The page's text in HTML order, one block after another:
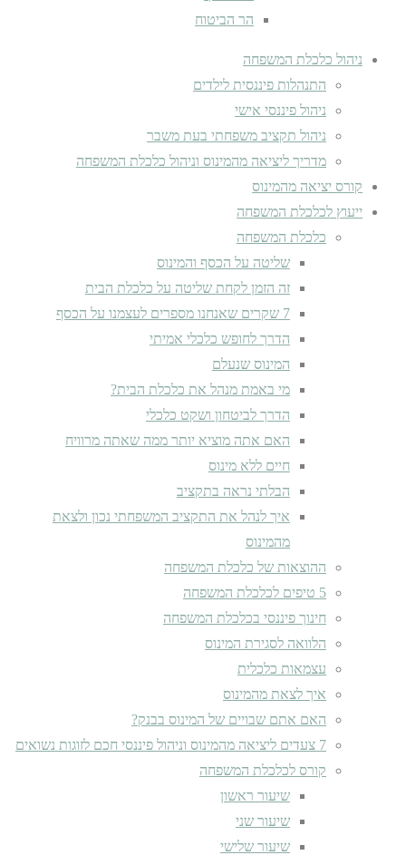
הר הביטוח
ניהול כלכלת המשפחה
התנהלות פיננסית לילדים
ניהול פיננסי אישי
ניהול תקציב משפחתי בעת משבר
מדריך ליציאה מהמינוס וניהול כלכלת המשפחה
קורס יציאה מהמינוס
ייעוץ לכלכלת המשפחה
כלכלת המשפחה
שליטה על הכסף והמינוס
זה הזמן לקחת שליטה על כלכלת הבית
7 שקרים שאנחנו מספרים לעצמנו על הכסף
הדרך לחופש כלכלי אמיתי
המינוס שנעלם
מי באמת מנהל את כלכלת הבית?
הדרך לביטחון ושקט כלכלי
האם אתה מוציא יותר ממה שאתה מרוויח
חיים ללא מינוס
הבלתי נראה בתקציב
איך לנהל את התקציב המשפחתי נכון ולצאת
מהמינוס
ההוצאות של כלכלת המשפחה
5 טיפים לכלכלת המשפחה
חינוך פיננסי בכלכלת המשפחה
הלוואה לסגירת המינוס
עצמאות כלכלית
איך לצאת מהמינוס
האם אתם שבויים של המינוס בבנק?
7 צעדים ליציאה מהמינוס וניהול פיננסי חכם לזוגות נשואים
קורס לכלכלת המשפחה
שיעור ראשון
שיעור שני
שיעור שלישי